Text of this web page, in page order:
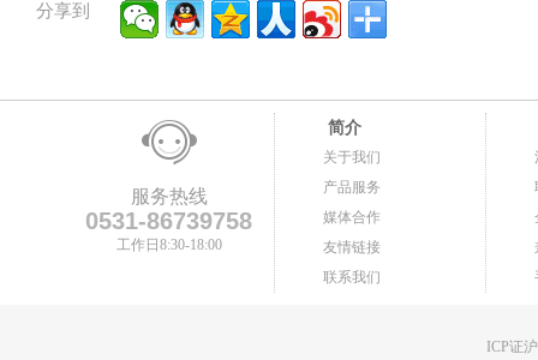
分享到
服务热线
0531-86739758
工作日8:30-18:00
简介
关于我们
产品服务
媒体合作
友情链接
联系我们
ICP证